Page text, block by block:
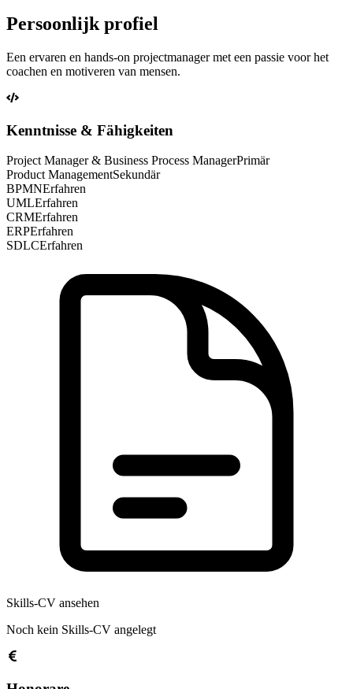
Persoonlijk profiel
Een ervaren en hands-on projectmanager met een passie voor het
coachen en motiveren van mensen.
Kenntnisse & Fähigkeiten
Project Manager & Business Process ManagerPrimär
Product ManagementSekundär
BPMNErfahren
UMLErfahren
CRMErfahren
ERPErfahren
SDLCErfahren
Skills-CV ansehen
Noch kein Skills-CV angelegt